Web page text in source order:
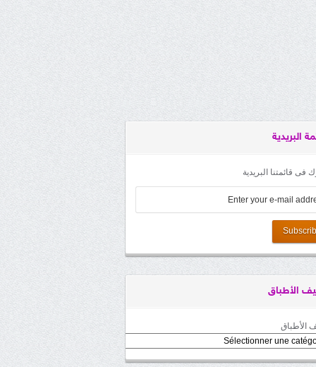
البريدية
فى قائمتنا البريدية
الأطباق
الأطباق